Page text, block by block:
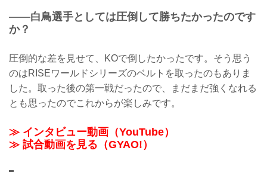
——白鳥選手としては圧倒して勝ちたかったのです
か？
圧倒的な差を見せて、KOで倒したかったです。そう思う
のはRISEワールドシリーズのベルトを取ったのもありま
した。取った後の第一戦だったので、まだまだ強くなれる
とも思ったのでこれからが楽しみです。
≫ インタビュー動画（YouTube）
≫ 試合動画を見る（GYAO!）